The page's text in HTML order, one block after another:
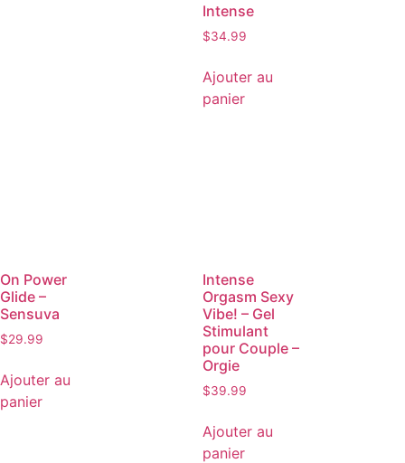
Intense
$34.99
Ajouter au
panier
On Power
Glide –
Sensuva
$29.99
Ajouter au
panier
Intense
Orgasm Sexy
Vibe! – Gel
Stimulant
pour Couple –
Orgie
$39.99
Ajouter au
panier